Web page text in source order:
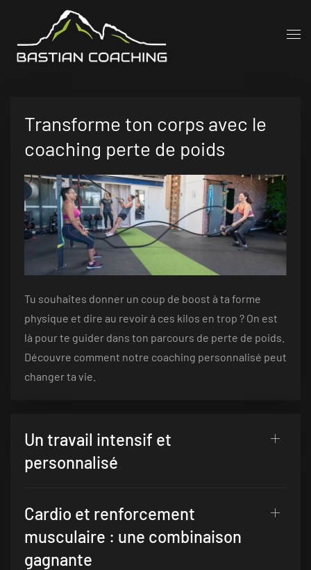
Accéder au contenu principal
Transforme ton corps avec le
coaching perte de poids
Tu souhaites donner un coup de boost à ta forme
physique et dire au revoir à ces kilos en trop ? On est
là pour te guider dans ton parcours de perte de poids.
Découvre comment notre coaching personnalisé peut
changer ta vie.
Un travail intensif et
personnalisé
Cardio et renforcement
musculaire : une combinaison
gagnante